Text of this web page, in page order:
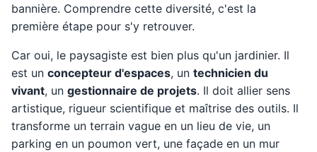
bannière. Comprendre cette diversité, c'est la
première étape pour s'y retrouver.
Car oui, le paysagiste est bien plus qu'un jardinier. Il
est un concepteur d'espaces, un technicien du
vivant, un gestionnaire de projets. Il doit allier sens
artistique, rigueur scientifique et maîtrise des outils. Il
transforme un terrain vague en un lieu de vie, un
parking en un poumon vert, une façade en un mur